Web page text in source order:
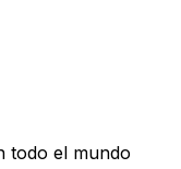
todo el mundo